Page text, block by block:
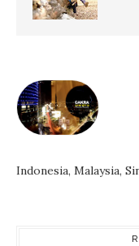
Indonesia, Malaysia,